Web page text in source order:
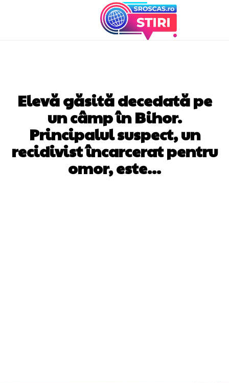
Elevă găsită decedată pe
un câmp în Bihor.
Principalul suspect, un
recidivist încarcerat pentru
omor, este…